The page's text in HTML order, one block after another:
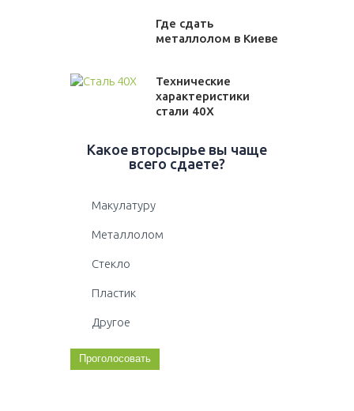
Где сдать
металлолом в Киеве
Технические
характеристики
стали 40Х
Какое вторсырье вы чаще
всего сдаете?
Макулатуру
Металлолом
Стекло
Пластик
Другое